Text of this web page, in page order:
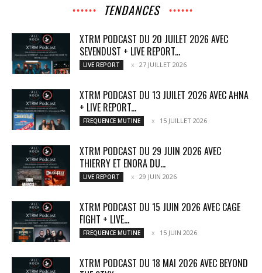
TENDANCES
XTRM PODCAST DU 20 JUILET 2026 AVEC
SEVENDUST + LIVE REPORT...
LIVE REPORT 27 JUILLET 2026
XTRM PODCAST DU 13 JUILET 2026 AVEC AĦNA
+ LIVE REPORT...
FREQUENCE MUTINE 15 JUILLET 2026
XTRM PODCAST DU 29 JUIN 2026 AVEC
THIERRY ET ENORA DU...
LIVE REPORT 29 JUIN 2026
XTRM PODCAST DU 15 JUIN 2026 AVEC CAGE
FIGHT + LIVE...
FREQUENCE MUTINE 15 JUIN 2026
XTRM PODCAST DU 18 MAI 2026 AVEC BEYOND